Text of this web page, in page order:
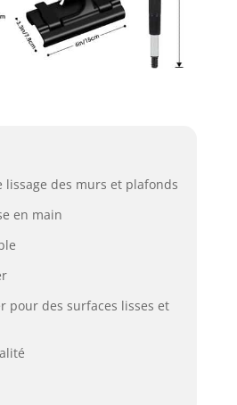
lissage des murs et plafonds
en main
pour des surfaces lisses et